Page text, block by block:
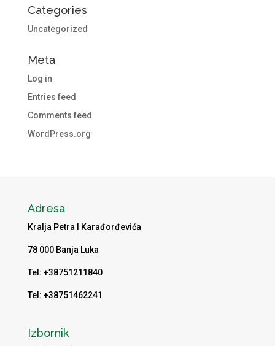
Categories
Uncategorized
Meta
Log in
Entries feed
Comments feed
WordPress.org
Adresa
Kralja Petra I Karađorđevića
78 000 Banja Luka
Tel: +38751211840
Tel: +38751462241
Izbornik